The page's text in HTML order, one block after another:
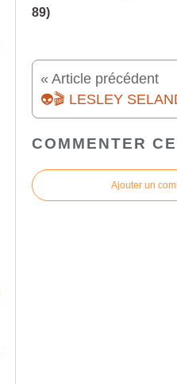
89)
« Article précédent
COMMENTER
Ajouter un